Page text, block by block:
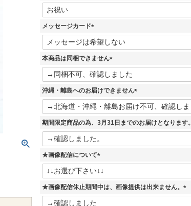
(
必
須
メッセージカード
(
必
須
本商品は同梱できません
(
必
須
沖縄・離島へのお届けできません
(
必
須
期間限定商品の為、3月31日までのお届けとなります。
★画像配信について
(
必
須
★画像配信休止期間中は、画像提供は出来ません。
(